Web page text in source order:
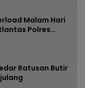
Malam Hari
Polres
Keselamatan
Ratusan Butir